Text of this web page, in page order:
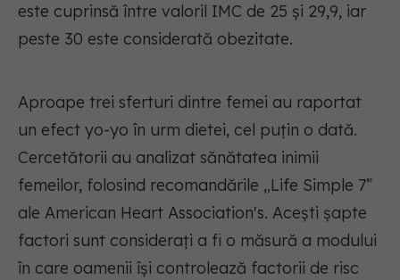
este cuprinsă între valoril IMC de 25 și 29,9, iar
peste 30 este considerată obezitate.
Aproape trei sferturi dintre femei au raportat
un efect yo-yo în urm dietei, cel puțin o dată.
Cercetătorii au analizat sănătatea inimii
femeilor, folosind recomandările „Life Simple 7”
ale American Heart Association's. Acești șapte
factori sunt considerați a fi o măsură a modului
în care oamenii își controlează factorii de risc